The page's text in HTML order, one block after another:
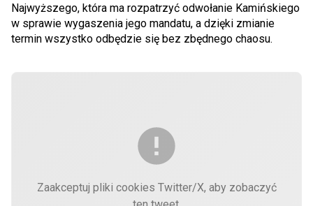
Najwyższego, która ma rozpatrzyć odwołanie Kamińskiego
w sprawie wygaszenia jego mandatu, a dzięki zmianie
termin wszystko odbędzie się bez zbędnego chaosu.
Zaakceptuj pliki cookies Twitter/X, aby zobaczyć